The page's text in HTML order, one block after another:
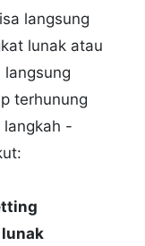
langsung
lunak atau
langsung
terhunung
langkah -